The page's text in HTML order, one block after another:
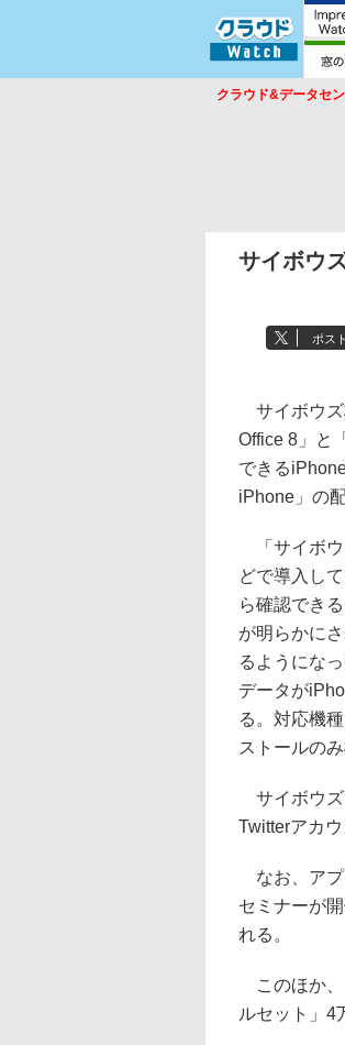
クラウド&データセ
サイボウ
ポスト
サイボウズ
Office 8」と
できる
iPhone」の
「サイボウ
どで導入し
ら確認でき
が明らかに
るようにな
データが
る。対応機
ストールのみ
サイボウズ
Twitterアカ
なお、アプ
セミナーが
れる。
このほか、
ルセット」4